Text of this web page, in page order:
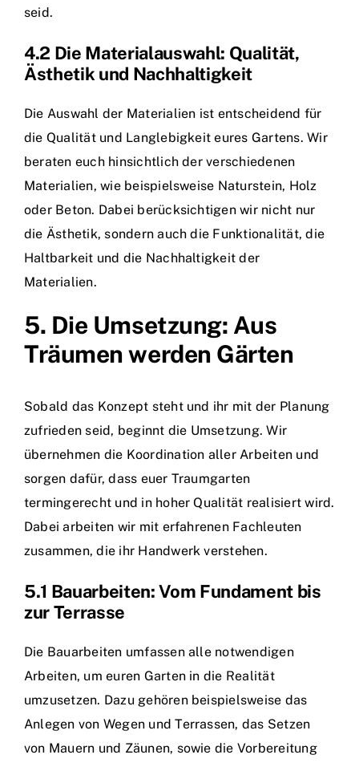
seid.
4.2 Die Materialauswahl: Qualität,
Ästhetik und Nachhaltigkeit
Die Auswahl der Materialien ist entscheidend für
die Qualität und Langlebigkeit eures Gartens. Wir
beraten euch hinsichtlich der verschiedenen
Materialien, wie beispielsweise Naturstein, Holz
oder Beton. Dabei berücksichtigen wir nicht nur
die Ästhetik, sondern auch die Funktionalität, die
Haltbarkeit und die Nachhaltigkeit der
Materialien.
5. Die Umsetzung: Aus
Träumen werden Gärten
Sobald das Konzept steht und ihr mit der Planung
zufrieden seid, beginnt die Umsetzung. Wir
übernehmen die Koordination aller Arbeiten und
sorgen dafür, dass euer Traumgarten
termingerecht und in hoher Qualität realisiert wird.
Dabei arbeiten wir mit erfahrenen Fachleuten
zusammen, die ihr Handwerk verstehen.
5.1 Bauarbeiten: Vom Fundament bis
zur Terrasse
Die Bauarbeiten umfassen alle notwendigen
Arbeiten, um euren Garten in die Realität
umzusetzen. Dazu gehören beispielsweise das
Anlegen von Wegen und Terrassen, das Setzen
von Mauern und Zäunen, sowie die Vorbereitung